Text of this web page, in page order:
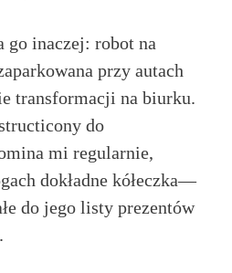
go inaczej: robot na
przy autach
transformacji na biurku.
do
mi regularnie,
dokładne kółeczka—
do jego listy prezentów